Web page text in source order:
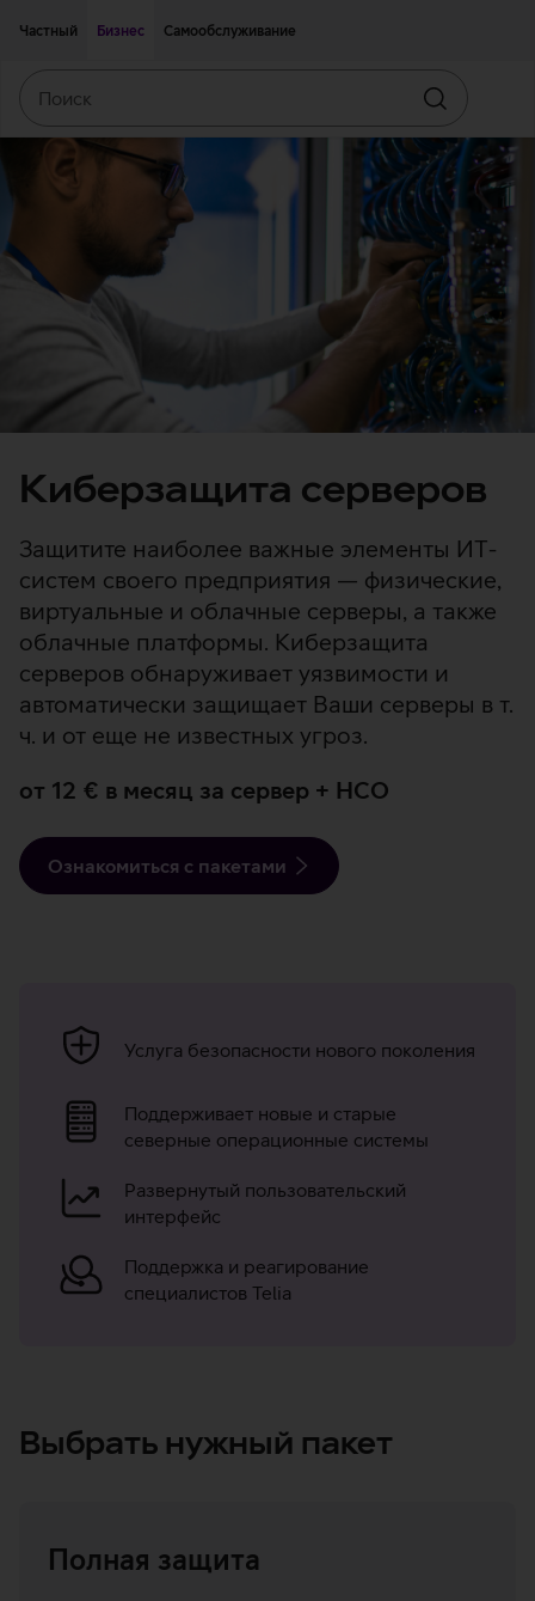
Частный
Бизнес Самообслуживание
Искать
Киберзащита серверов
Защитите наиболее важные элементы ИТ-
систем своего предприятия — физические,
виртуальные и облачные серверы, а также
облачные платформы. Киберзащита
серверов обнаруживает уязвимости и
автоматически защищает Ваши серверы в т.
ч. и от еще не известных угроз.
от 12 € в месяц за сервер + НСО
Ознакомиться с пакетами
киберзащиты
сервера
Telia
Услуга безопасности нового поколения
Поддерживает новые и старые
северные операционные системы
Развернутый пользовательский
интерфейс
Поддержка и реагирование
специалистов Telia
Выбрать нужный пакет
Полная защита